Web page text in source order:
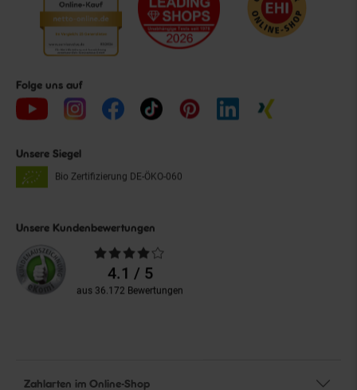
Folge uns auf
Unsere Siegel
Bio Zertifizierung DE-ÖKO-060
Unsere Kundenbewertungen
Durchschnittliche
Bewertungen4.1 / 5
aus 36.172 Bewertungen
Zahlarten im Online-Shop